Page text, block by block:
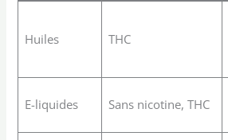
Huiles THC
E-liquides Sans nicotine, THC